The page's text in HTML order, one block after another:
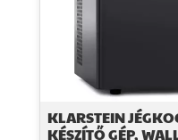
KLARSTEIN
KÉSZÍTŐ GÉP,